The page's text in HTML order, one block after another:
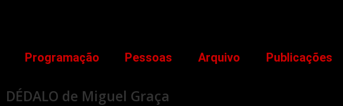
Programação Pessoas Arquivo Publicações
DÉDALO de Miguel Graça